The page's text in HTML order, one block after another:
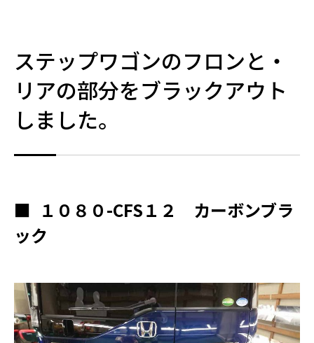
ステップワゴンのフロンと・
リアの部分をブラックアウト
しました。
■ １０８０-CFS１２ カーボンブラ
ック